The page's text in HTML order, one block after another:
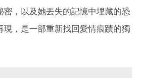
密，以及她丟失的記憶中埋藏的恐
現，是一部重新找回愛情痕蹟的獨